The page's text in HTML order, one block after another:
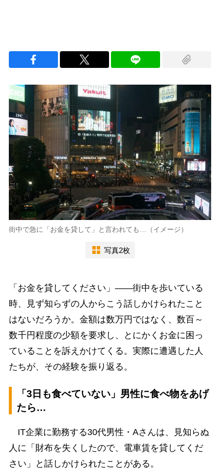
街中で急に「お金を貸して」と言われても…（イメージ）
写真2枚
「お金を貸してください」――街中を歩いている
時、見ず知らずの人からこう話しかけられたこと
はないだろうか。金額は数万円ではなく、数百～
数千円程度の少額を要求し、とにかくお金に困っ
ていることを訴えかけてくる。実際に遭遇した人
たちが、その経験を振り返る。
「3日も食べていない」男性に食べ物をあげ
たら…
IT企業に勤務する30代男性・Aさんは、見知らぬ
人に「財布を失くしたので、電車賃を貸してくだ
さい」と話しかけられたことがある。